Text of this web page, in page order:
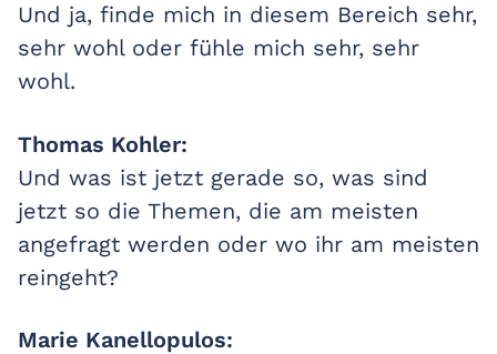
Und ja, finde mich in diesem Bereich sehr,
sehr wohl oder fühle mich sehr, sehr
wohl.
Thomas Kohler:
Und was ist jetzt gerade so, was sind
jetzt so die Themen, die am meisten
angefragt werden oder wo ihr am meisten
reingeht?
Marie Kanellopulos: